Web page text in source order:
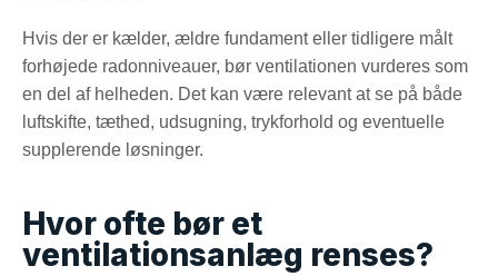
Hvis der er kælder, ældre fundament eller tidligere målt
forhøjede radonniveauer, bør ventilationen vurderes som
en del af helheden. Det kan være relevant at se på både
luftskifte, tæthed, udsugning, trykforhold og eventuelle
supplerende løsninger.
Hvor ofte bør et
ventilationsanlæg renses?